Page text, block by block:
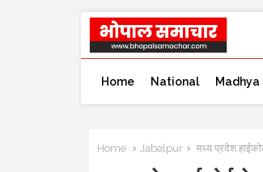
Home National Madhya
Home Jabalpur मध्य प्रदेश